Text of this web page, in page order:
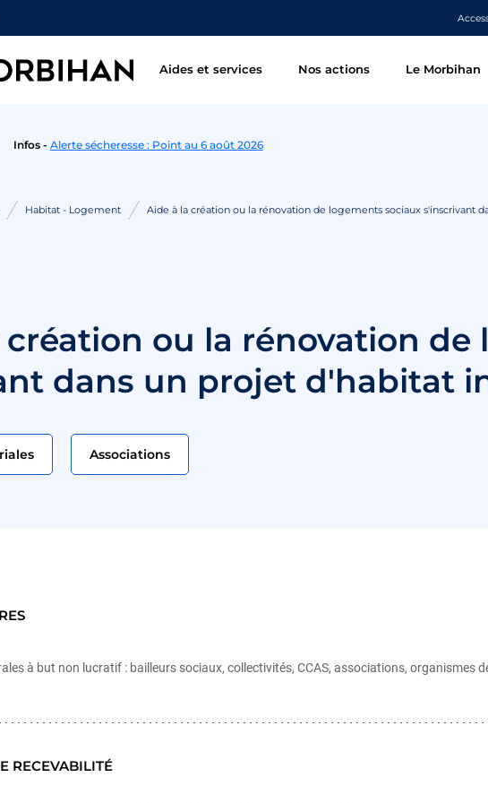
Aides et services Nos actions Le Morbihan
Infos - Alerte sécheresse : Point au 6 août 2026
Habitat - Logement Aide à la création ou la rénovation de logements sociaux s'inscrivant
création ou la rénovation de
dans un projet d'habitat
Associations
à but non lucratif : bailleurs sociaux, collectivités, CCAS, associations, organismes
RECEVABILITÉ